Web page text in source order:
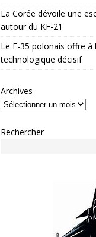
La Corée dévoile une
autour du KF-21
Le F-35 polonais offre à
technologique décisif
Archives
Rechercher